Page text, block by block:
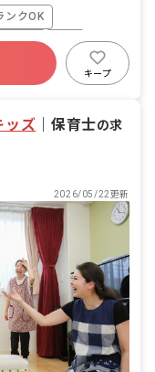
お散歩などをお任せ
ンクOK
完備
有給
昇給昇進あり
キープ
ッズ 保育士の求
2026/05/22更新